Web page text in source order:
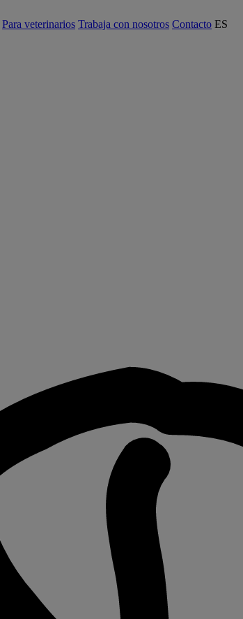
Para veterinarios Trabaja con nosotros Contacto ES